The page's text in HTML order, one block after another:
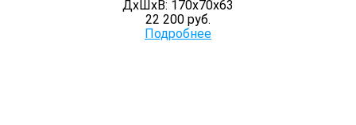
ДхШхВ: 170х70х63
22 200 руб.
Подробнее